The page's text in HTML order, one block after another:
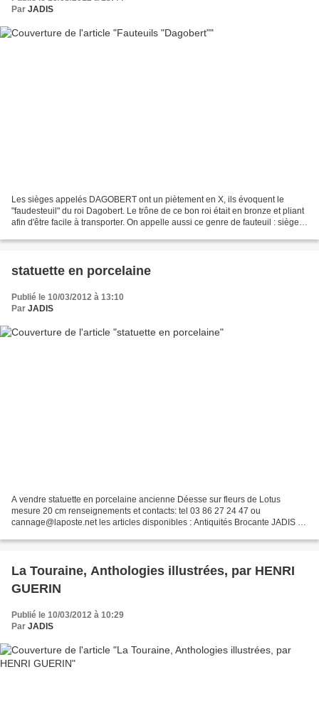
Par JADIS
Les sièges appelés DAGOBERT ont un piètement en X, ils évoquent le
"faudesteuil" du roi Dagobert. Le trône de ce bon roi était en bronze et pliant
afin d'être facile à transporter. On appelle aussi ce genre de fauteuil : siège
statuette en porcelaine
Publié le 10/03/2012 à 13:10
Par JADIS
A vendre statuette en porcelaine ancienne Déesse sur fleurs de Lotus
mesure 20 cm renseignements et contacts: tel 03 86 27 24 47 ou
cannage@laposte.net les articles disponibles : Antiquités Brocante JADIS A
La Touraine, Anthologies illustrées, par HENRI
GUERIN
Publié le 10/03/2012 à 10:29
Par JADIS